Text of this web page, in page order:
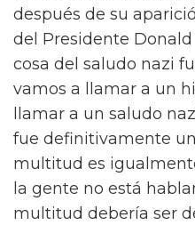
después de su
del Presidente Donald
cosa del saludo nazi
vamos a llamar a un
llamar a un saludo
fue definitivamente
multitud es
la gente no está
multitud debería ser